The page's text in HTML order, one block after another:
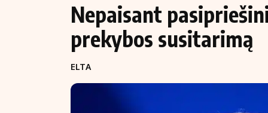
Naujienos
Verslas
Energetika
Ekonomika
Finansai
Įmonės
Žemės ūkis
Nepaisant
prekybos susitarimą
ELTA